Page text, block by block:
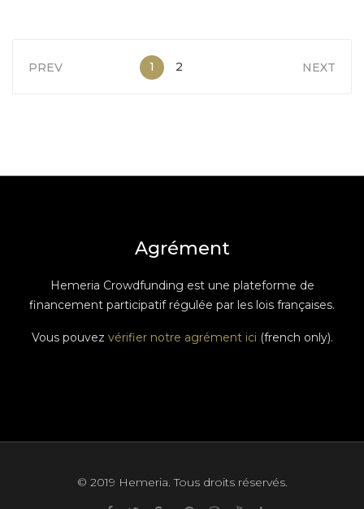
PREV 1 2 NEXT
Agrément
Hemeria Crowdfunding est une plateforme de
financement participatif régulée par les lois françaises.
Vous pouvez vérifier notre agrément ici (french only).
© 2019 Hemeria. Tous droits réservés.